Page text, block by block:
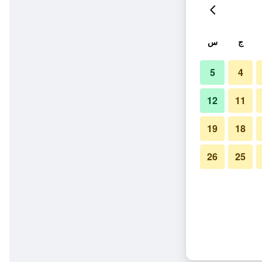
ج س
4
5
11
12
18
19
25
26